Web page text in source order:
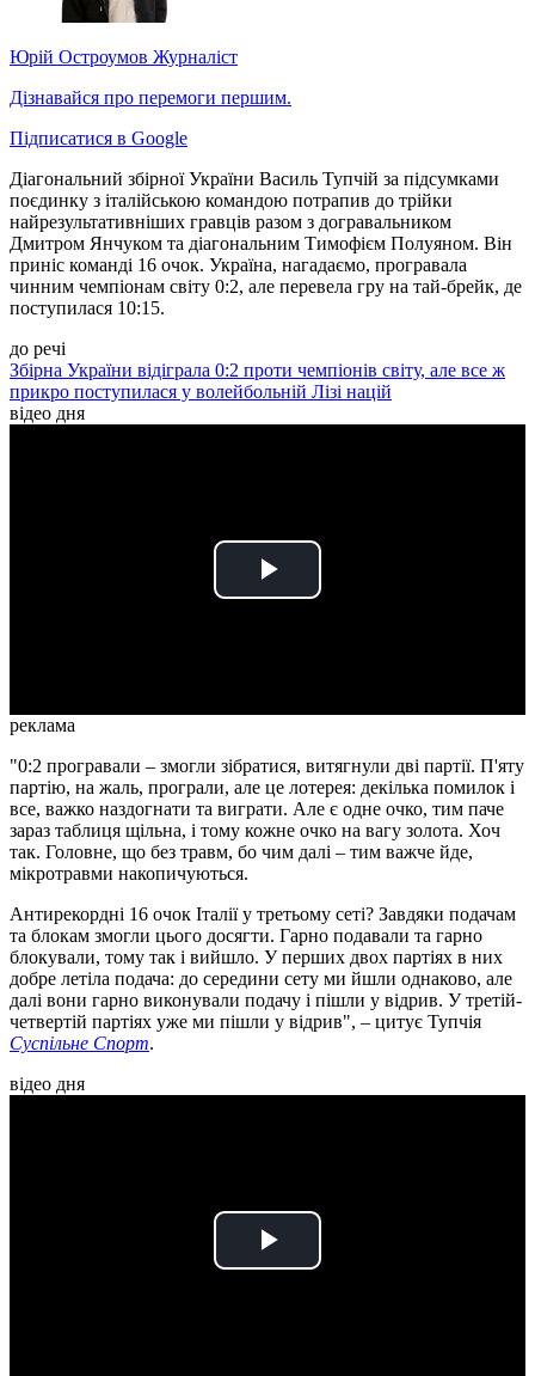
Юрій Остроумов Журналіст
Дізнавайся про перемоги першим.
Підписатися в Google
Діагональний збірної України Василь Тупчій за підсумками
поєдинку з італійською командою потрапив до трійки
найрезультативніших гравців разом з догравальником
Дмитром Янчуком та діагональним Тимофієм Полуяном. Він
приніс команді 16 очок. Україна, нагадаємо, програвала
чинним чемпіонам світу 0:2, але перевела гру на тай-брейк, де
поступилася 10:15.
до речі
Збірна України відіграла 0:2 проти чемпіонів світу, але все ж
прикро поступилася у волейбольній Лізі націй
відео дня
Play
реклама
"0:2 програвали – змогли зібратися, витягнули дві партії. П'яту
партію, на жаль, програли, але це лотерея: декілька помилок і
все, важко наздогнати та виграти. Але є одне очко, тим паче
зараз таблиця щільна, і тому кожне очко на вагу золота. Хоч
так. Головне, що без травм, бо чим далі – тим важче йде,
мікротравми накопичуються.
Антирекордні 16 очок Італії у третьому сеті? Завдяки подачам
та блокам змогли цього досягти. Гарно подавали та гарно
блокували, тому так і вийшло. У перших двох партіях в них
добре летіла подача: до середини сету ми йшли однаково, але
далі вони гарно виконували подачу і пішли у відрив. У третій-
четвертій партіях уже ми пішли у відрив", – цитує Тупчія
Суспільне Спорт.
відео дня
Play